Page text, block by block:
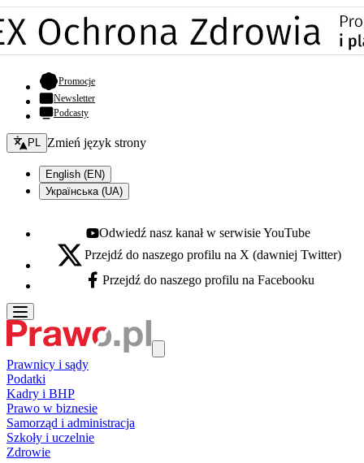
Promocje- otwiera się w nowej karcie
Newsletter
Podcasty
Zmień język - bieżący:
PL Zmień język strony
English (EN)
Українська (UA)
Youtube - otwiera się w nowej karcie
Odwiedź nasz kanał w serwisie YouTube
X - otwiera się w nowej karcie
Przejdź do naszego profilu na X (dawniej Twitter)
Facebook - otwiera się w nowej karcie
Przejdź do naszego profilu na Facebooku
Prawnicy i sądy
Podatki
Kadry i BHP
Prawo w biznesie
Samorząd i administracja
Szkoły i uczelnie
Zdrowie